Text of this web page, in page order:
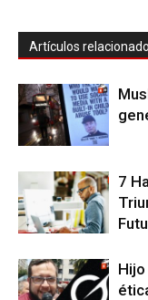
Artículos
7